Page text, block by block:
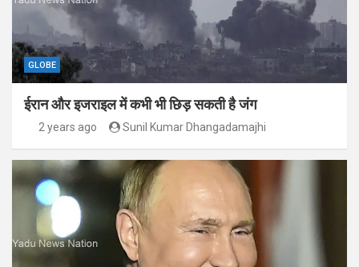
GLOBE
ईरान और इजराइल में कभी भी छिड़ सकती है जंग
2 years ago Sunil Kumar Dhangadamajhi